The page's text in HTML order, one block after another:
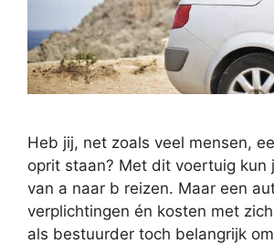
Heb jij, net zoals veel mensen,
oprit staan? Met dit voertuig kun
van a naar b reizen. Maar een
verplichtingen én kosten met
als bestuurder toch belangrijk